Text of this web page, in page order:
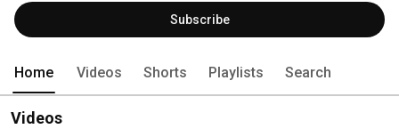
Subscribe
Home Videos Shorts Playlists Search
Videos